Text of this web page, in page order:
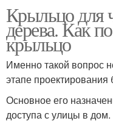
Крыльцо для
дерева. Как
крыльцо
Именно такой вопрос
этапе
Основное его
доступа с улицы в